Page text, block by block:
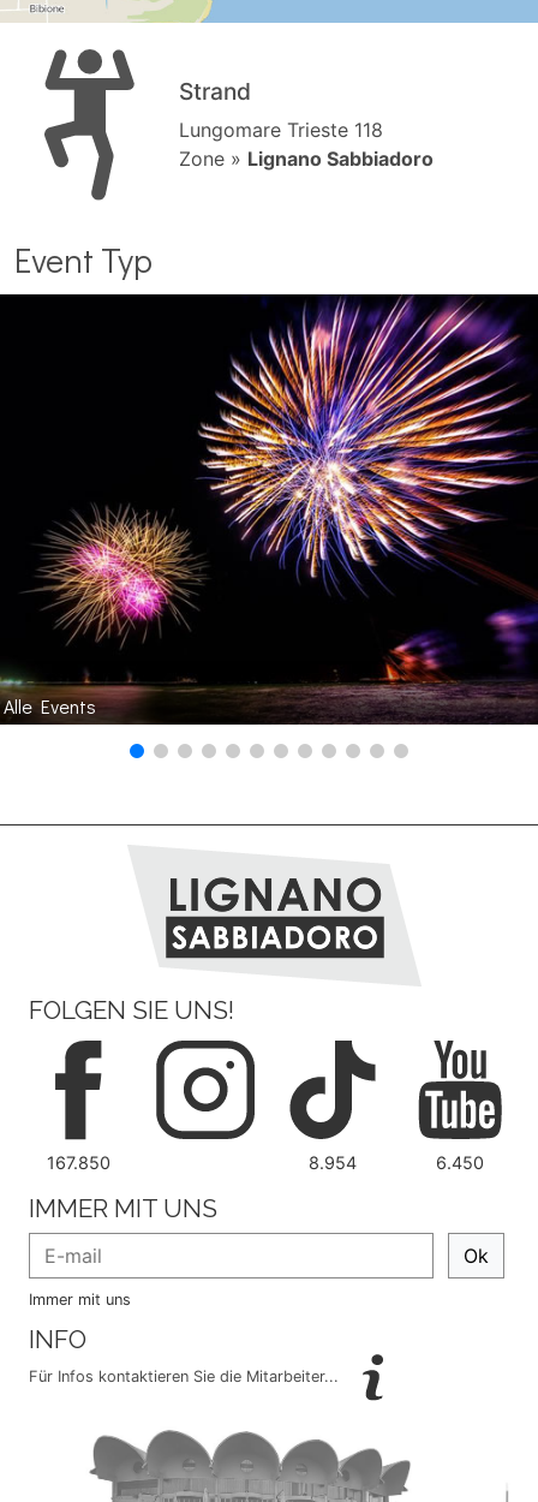
Strand
Lungomare Trieste 118
Zone » Lignano Sabbiadoro
Event Typ
Alle Events
FOLGEN SIE UNS!
167.850 8.954 6.450
IMMER MIT UNS
Ok
Immer mit uns
INFO
Für Infos kontaktieren Sie die Mitarbeiter...